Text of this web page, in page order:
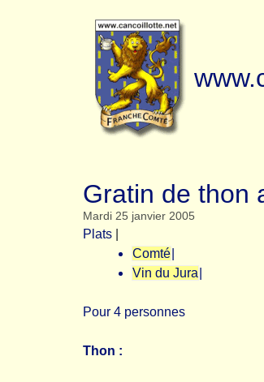
Gratin de thon
Mardi 25 janvier 2005
Plats
Comté
Vin du Jura
Pour 4 personnes
Thon :